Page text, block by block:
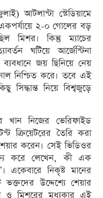
আটলান্টা স্টেডিয়ামে
২-০ গোলের বড়
মিশর। কিন্তু ম্যাচের
ঘটিয়ে আর্জেন্টিনা
জয় ছিনিয়ে নেয়
নিশ্চিত করে। তবে এই
সিদ্ধান্ত নিয়ে বিশ্বজুড়ে
নিজের ভেরিফাইড
ক্রিয়েটরের তৈরি করা
করেন। সেই ভিডিওর
করে লেখেন, কী এক
একেবারে নিকৃষ্ট মানের
উদ্দেশ্যে শেয়ার
ও মিশরের মধ্যকার এই